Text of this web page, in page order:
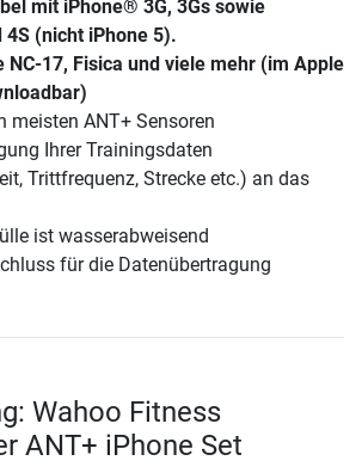
mit iPhone® 3G, 3Gs sowie
(nicht iPhone 5).
NC-17, Fisica und viele mehr (im Apple
meisten ANT+ Sensoren
Ihrer Trainingsdaten
Trittfrequenz, Strecke etc.) an das
ist wasserabweisend
für die Datenübertragung
Wahoo Fitness
ANT+ iPhone Set